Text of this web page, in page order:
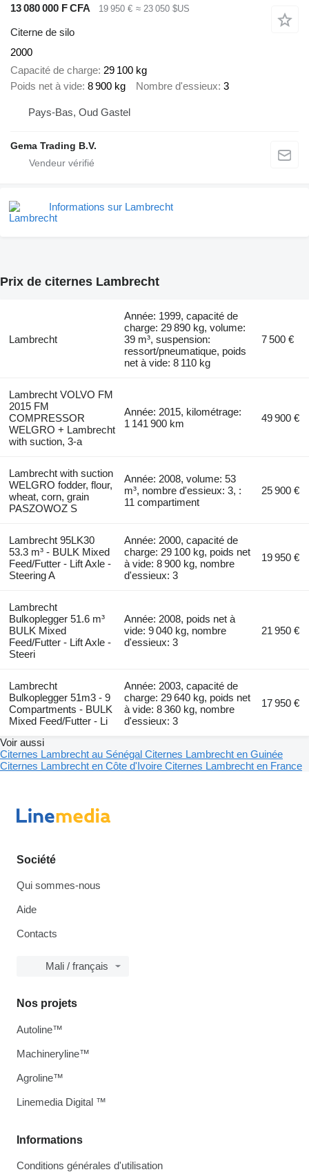
13 080 000 F CFA 19 950 € ≈ 23 050 $US
Citerne de silo
2000
Capacité de charge 29 100 kg
Poids net à vide 8 900 kg Nombre d'essieux 3
Pays-Bas, Oud Gastel
Gema Trading B.V.
Informations sur Lambrecht
Prix de citernes Lambrecht
Lambrecht
Année: 1999, capacité de
charge: 29 890 kg, volume:
39 m³, suspension:
ressort/pneumatique, poids
net à vide: 8 110 kg
7 500 €
Lambrecht VOLVO FM
2015 FM
COMPRESSOR
WELGRO + Lambrecht
with suction, 3-a
Année: 2015, kilométrage:
1 141 900 km
49 900 €
Lambrecht with suction
WELGRO fodder, flour,
wheat, corn, grain
PASZOWOZ S
Année: 2008, volume: 53
m³, nombre d'essieux: 3, :
11 compartiment
25 900 €
Lambrecht 95LK30
53.3 m³ - BULK Mixed
Feed/Futter - Lift Axle -
Steering A
Année: 2000, capacité de
charge: 29 100 kg, poids net
à vide: 8 900 kg, nombre
d'essieux: 3
19 950 €
Lambrecht
Bulkoplegger 51.6 m³
BULK Mixed
Feed/Futter - Lift Axle -
Steeri
Année: 2008, poids net à
vide: 9 040 kg, nombre
d'essieux: 3
21 950 €
Lambrecht
Bulkoplegger 51m3 - 9
Compartments - BULK
Mixed Feed/Futter - Li
Année: 2003, capacité de
charge: 29 640 kg, poids net
à vide: 8 360 kg, nombre
d'essieux: 3
17 950 €
Voir aussi
Citernes Lambrecht au Sénégal Citernes Lambrecht en Guinée
Citernes Lambrecht en Côte d'Ivoire Citernes Lambrecht en France
Société
Qui sommes-nous
Aide
Contacts
Mali / français
Informations
Conditions générales d'utilisation
Nos projets
Autoline™
Machineryline™
Agroline™
Linemedia Digital ™